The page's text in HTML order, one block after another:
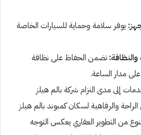
يوفر سلامة وحماية للسيارات الخاصة
تضمن الحفاظ على نظافة
مدار الساعة.
إلى مدى التزام شركة بالم هيلز
والرفاهية لسكان كمبوند بالم هيلز
من التطوير العقاري يعكس التوجه